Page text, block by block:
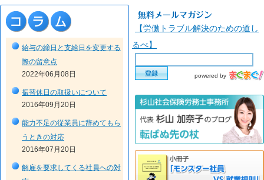
給与の締日と支給日を変更する
際の留意点
2022年06月08日
振替休日の取扱いについて
2016年09月20日
能力不足の従業員に辞めてもら
うときの対応
2016年07月20日
解雇を要求してくる社員への対
【労働トラブル解決のための道し
るべ】
powered by